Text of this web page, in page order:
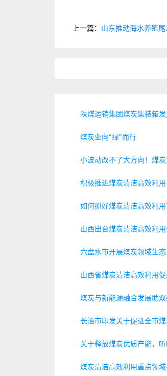
上一篇： 山东推动海水养殖
陕煤运销集团煤炭集装箱
煤炭业向“绿”而行
小波动改不了大方向！煤
积极推进煤炭清洁高效利
如何抓好煤炭清洁高效利用
山西出台煤炭清洁高效利
六盘水市开展煤炭领域生
山西省煤炭清洁高效利用
煤炭与新能源融合发展助
长治市印发关于促进全市
关于释放煤炭优质产能，
煤炭清洁高效利用重点领